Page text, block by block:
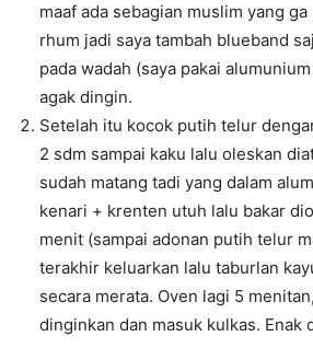
maaf ada sebagian muslim yang
rhum jadi saya tambah blueband
pada wadah (saya pakai
agak dingin.
Setelah itu kocok putih telur
2 sdm sampai kaku lalu oleskan
sudah matang tadi yang dalam
kenari + krenten utuh lalu bakar
menit (sampai adonan putih telur
terakhir keluarkan lalu taburlan
secara merata. Oven lagi 5
dinginkan dan masuk kulkas. Enak